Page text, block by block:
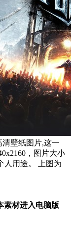
壁纸图片,这一
，图片大小
人用途。 上图为
素材进入电脑版